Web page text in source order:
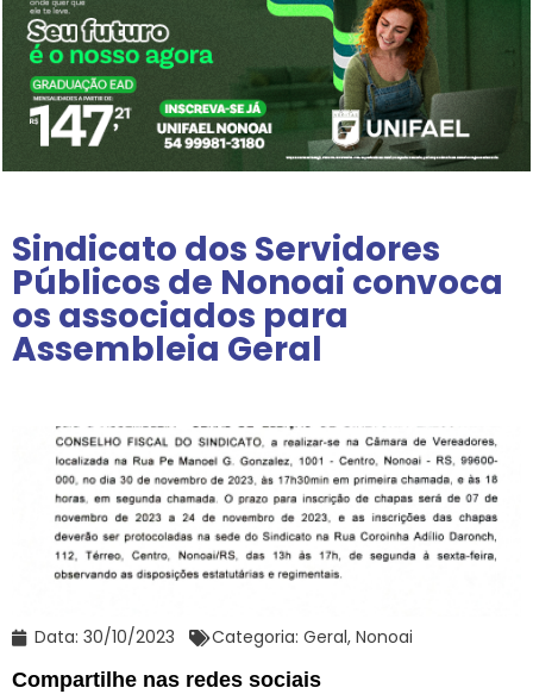
Sindicato dos Servidores
Públicos de Nonoai convoca
os associados para
Assembleia Geral
Data: 30/10/2023 Categoria: Geral, Nonoai
Compartilhe nas redes sociais